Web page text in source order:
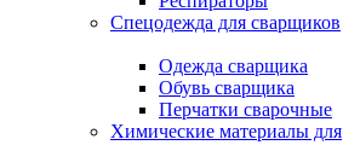
Спецодежда для сварщиков
Одежда сварщика
Обувь сварщика
Перчатки сварочные
Химические материалы для